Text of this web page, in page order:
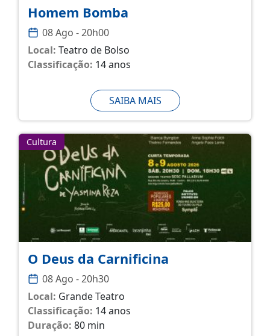
Homem Bomba
08 Ago - 20h00
Local: Teatro de Bolso
Classificação: 14 anos
SAIBA MAIS
Cultura
O Deus da Carnificina
08 Ago - 20h30
Local: Grande Teatro
Classificação: 14 anos
Duração: 80 min